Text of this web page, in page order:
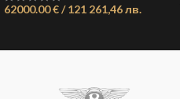
62000.00 € / 121 261,46 лв.